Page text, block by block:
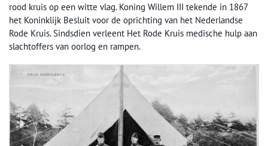
rood kruis op een witte vlag. Koning Willem III tekende in 1867
het Koninklijk Besluit voor de oprichting van het Nederlandse
Rode Kruis. Sindsdien verleent Het Rode Kruis medische hulp aan
slachtoffers van oorlog en rampen.